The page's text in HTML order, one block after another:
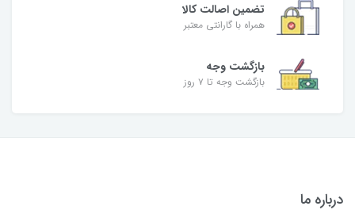
تضمین اصالت کالا
همراه با گارانتی معتبر
بازگشت وجه
بازگشت وجه تا ۷ روز
درباره ما